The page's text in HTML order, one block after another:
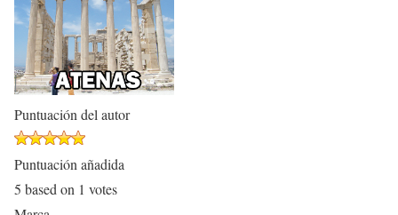
Puntuación del autor
Puntuación añadida
5 based on 1 votes